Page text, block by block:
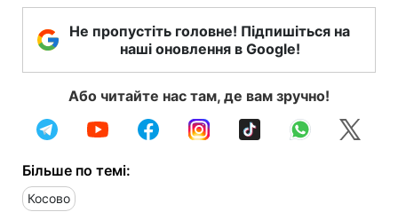
Не пропустіть головне! Підпишіться на
наші оновлення в Google!
Або читайте нас там, де вам зручно!
Більше по темі:
Косово